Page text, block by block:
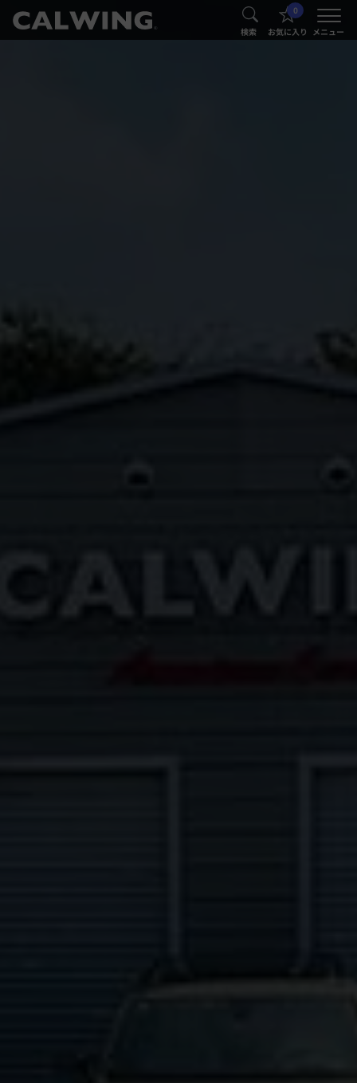
® 検索
0
お気に入り メニュー
®